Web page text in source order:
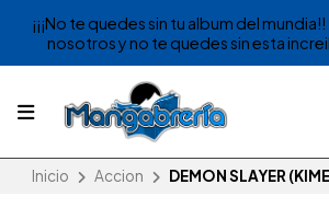
¡¡¡No te quedes sin tu album del
nosotros y no te quedes sin esta
Inicio Accion DEMON SLAYER